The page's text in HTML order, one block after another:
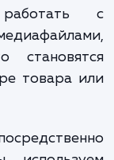
понять,
и
Мы